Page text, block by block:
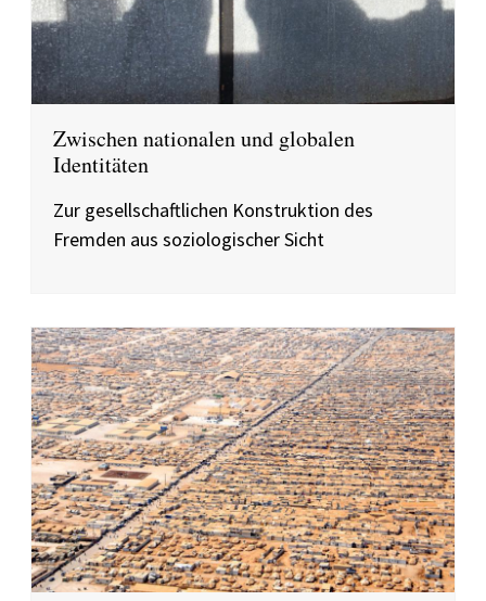
Zwischen nationalen und globalen
Identitäten
Zur gesellschaftlichen Konstruktion des
Fremden aus soziologischer Sicht